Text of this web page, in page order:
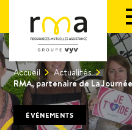
Accueil
Actualités
RMA, partenaire de La
ÉVÉNEMENTS